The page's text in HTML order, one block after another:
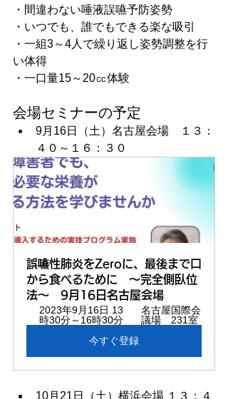
・間違わない唾液誤嚥予防姿勢
・いつでも、誰でもできる楽な吸引
・一組3～4人で繰り返し姿勢調整を行
い体得
・一口量15～20㏄体験
会場セミナーの予定
9月16日（土）名古屋会場　１３：
４０～１６：３０
誤嚥性肺炎をZeroに、最後まで口
から食べるために　～完全側臥位
法～　9月16日名古屋会場
2023年9月16日 13
時30分～16時30分
名古屋国際会
議場　231室
今すぐ登録
10月21日（土）横浜会場 １３：４